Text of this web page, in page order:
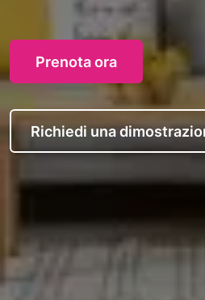
Prenota ora
Richiedi una